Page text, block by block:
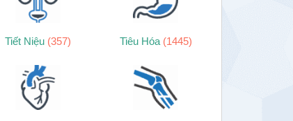
Tiết Niệu (357) Tiêu Hóa (1445)